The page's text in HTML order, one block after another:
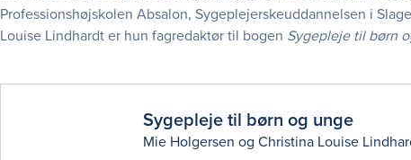
Professionshøjskolen Absalon, Sygeplejerskeuddannelsen i
Louise Lindhardt er hun fagredaktør til bogen Sygepleje til børn
Sygepleje til børn og unge
Mie Holgersen og Christina Louise